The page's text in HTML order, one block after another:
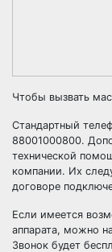
Чтобы вызвать
Стандартный
88001000800.
технической
компании. Их
договоре
Если имеется
аппарата, можно
Звонок будет